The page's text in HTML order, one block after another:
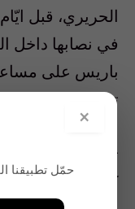
الحريري، قبل
في نصابها داخل
باريس على
تفاديا لكارثة
القطاعات
تحدّ للحكومة
كلّ المستويات.
×
حمّل تطبيقنا